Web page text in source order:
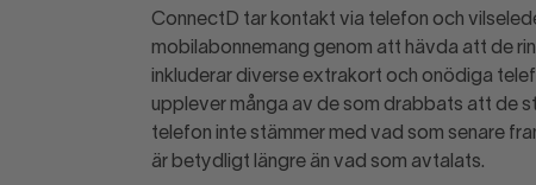
ConnectD tar kontakt via telefon och
mobilabonnemang genom att hävda att de
inkluderar diverse extrakort och onödiga
upplever många av de som drabbats att de
telefon inte stämmer med vad som senare
är betydligt längre än vad som avtalats.